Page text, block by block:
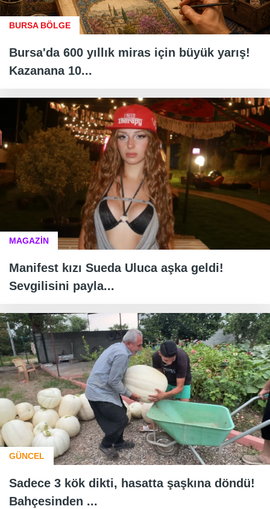
BURSA BÖLGE
Bursa'da 600 yıllık miras için büyük yarış!
Kazanana 10...
MAGAZİN
Manifest kızı Sueda Uluca aşka geldi!
Sevgilisini payla...
GÜNCEL
Sadece 3 kök dikti, hasatta şaşkına döndü!
Bahçesinden ...